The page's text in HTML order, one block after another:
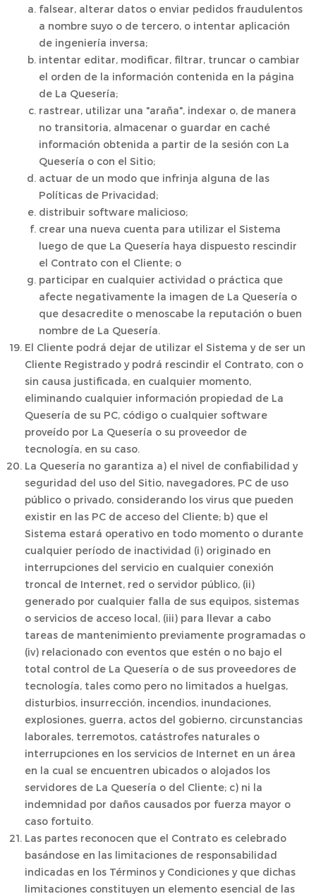
falsear, alterar datos o enviar pedidos fraudulentos
a nombre suyo o de tercero, o intentar aplicación
de ingeniería inversa;
intentar editar, modificar, filtrar, truncar o cambiar
el orden de la información contenida en la página
de La Quesería;
rastrear, utilizar una "araña", indexar o, de manera
no transitoria, almacenar o guardar en caché
información obtenida a partir de la sesión con La
Quesería o con el Sitio;
actuar de un modo que infrinja alguna de las
Políticas de Privacidad;
distribuir software malicioso;
crear una nueva cuenta para utilizar el Sistema
luego de que La Quesería haya dispuesto rescindir
el Contrato con el Cliente; o
participar en cualquier actividad o práctica que
afecte negativamente la imagen de La Quesería o
que desacredite o menoscabe la reputación o buen
nombre de La Quesería.
El Cliente podrá dejar de utilizar el Sistema y de ser un
Cliente Registrado y podrá rescindir el Contrato, con o
sin causa justificada, en cualquier momento,
eliminando cualquier información propiedad de La
Quesería de su PC, código o cualquier software
proveído por La Quesería o su proveedor de
tecnología, en su caso.
La Quesería no garantiza a) el nivel de confiabilidad y
seguridad del uso del Sitio, navegadores, PC de uso
público o privado, considerando los virus que pueden
existir en las PC de acceso del Cliente; b) que el
Sistema estará operativo en todo momento o durante
cualquier período de inactividad (i) originado en
interrupciones del servicio en cualquier conexión
troncal de Internet, red o servidor público, (ii)
generado por cualquier falla de sus equipos, sistemas
o servicios de acceso local, (iii) para llevar a cabo
tareas de mantenimiento previamente programadas o
(iv) relacionado con eventos que estén o no bajo el
total control de La Quesería o de sus proveedores de
tecnología, tales como pero no limitados a huelgas,
disturbios, insurrección, incendios, inundaciones,
explosiones, guerra, actos del gobierno, circunstancias
laborales, terremotos, catástrofes naturales o
interrupciones en los servicios de Internet en un área
en la cual se encuentren ubicados o alojados los
servidores de La Quesería o del Cliente; c) ni la
indemnidad por daños causados por fuerza mayor o
caso fortuito.
Las partes reconocen que el Contrato es celebrado
basándose en las limitaciones de responsabilidad
indicadas en los Términos y Condiciones y que dichas
limitaciones constituyen un elemento esencial de las